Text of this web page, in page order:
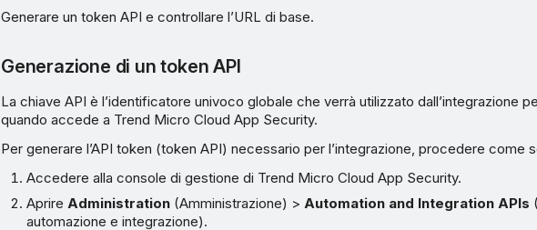
Generare un token API e controllare l’URL di base.
Generazione di un token API
La chiave API è l’identificatore univoco globale che verrà utilizzato dall’integrazione
quando accede a Trend Micro Cloud App Security.
Per generare l’API token (token API) necessario per l’integrazione, procedere come
Accedere alla console di gestione di Trend Micro Cloud App Security.
AprireAdministration (Amministrazione) >Automation and Integration APIs
automazione e integrazione).